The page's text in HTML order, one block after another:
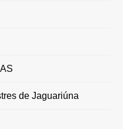
de Jaguariúna